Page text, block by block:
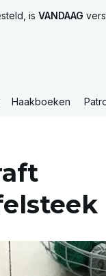
is VANDAAG
Haakboeken